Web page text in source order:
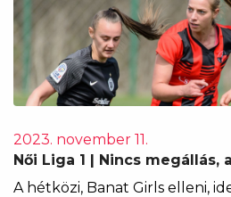
2023. november 11.
Női Liga 1 | Nincs megállás,
A hétközi, Banat Girls elleni,